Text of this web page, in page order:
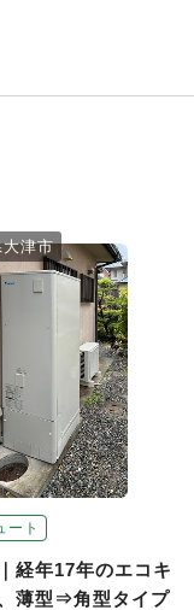
ート
大津市
経年17年のエコキ
薄型⇒角型タイプ